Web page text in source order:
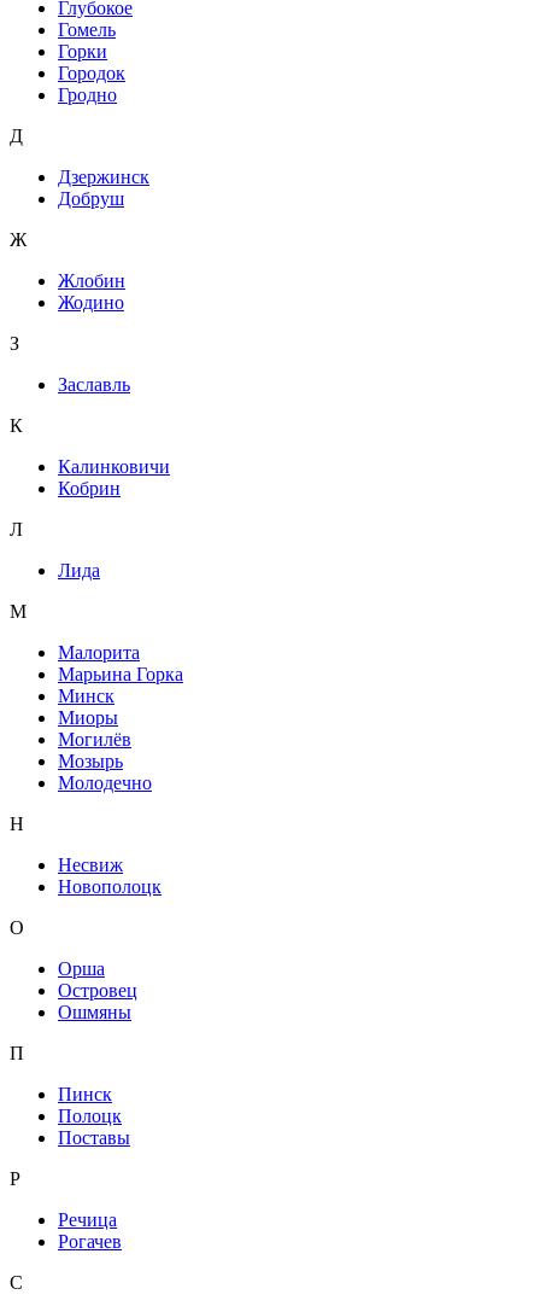
Глубокое
Гомель
Горки
Городок
Гродно
Д
Дзержинск
Добруш
Ж
Жлобин
Жодино
З
Заславль
К
Калинковичи
Кобрин
Л
Лида
М
Малорита
Марьина Горка
Минск
Миоры
Могилёв
Мозырь
Молодечно
Н
Несвиж
Новополоцк
О
Орша
Островец
Ошмяны
П
Пинск
Полоцк
Поставы
Р
Речица
Рогачев
С